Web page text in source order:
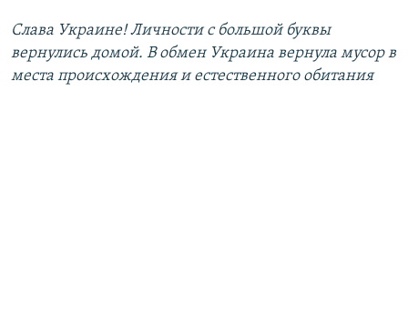
Слава Украине! Личности с большой буквы
вернулись домой. В обмен Украина вернула мусор в
места происхождения и естественного обитания